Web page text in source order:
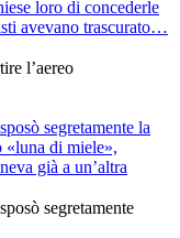
loro di concederle
avevano trascurato…
l’aereo
segretamente la
«luna di miele»,
già a un’altra
segretamente